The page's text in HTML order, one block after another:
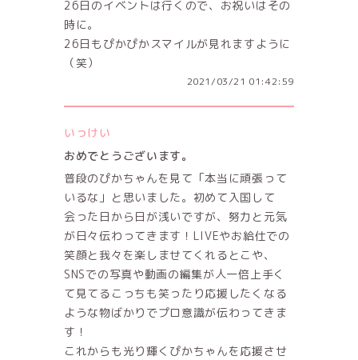
26日のイベントは行くので、お祝いはその
時に。
26日もぴかぴかスマイルが見れますように
（笑）
2021/03/21 01:42:59
いっけい
おめでとうございます。
普段のぴかちゃんを見て「本当に頑張って
いるな」と思いました。初めて入国して
会った日から日が浅いですが、努力と元気
が日々伝わってきます！LIVEやお給仕での
笑顔と我々を楽しませてくれるとこや、
SNSでの写真や動画の編集が人一倍上手く
て見てるこっちも笑ったり応援したくなる
ような物ばかりでプロ意識が伝わってきま
す！
これからも光り輝くぴかちゃんを応援させ